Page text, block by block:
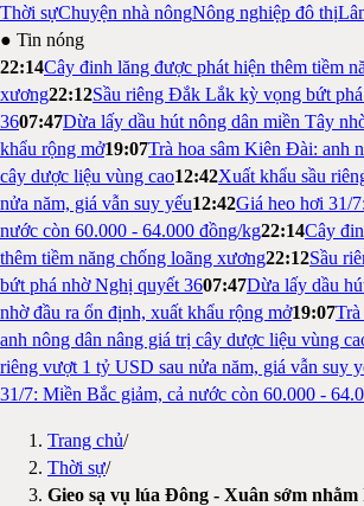
Thời sựChuyện nhà nôngNông nghiệp đô thị
● Tin nóng
22:14Cây đinh lăng được phát hiện thêm tiềm
xương22:12Sầu riêng Đắk Lắk kỳ vọng bứt
3607:47Dừa lấy dầu hút nông dân miền Tây
khẩu rộng mở19:07Trà hoa sâm Kiên Đài: anh
cây dược liệu vùng cao12:42Xuất khẩu sầu
nửa năm, giá vẫn suy yếu12:42Giá heo hơi 31/
nước còn 60.000 - 64.000 đồng/kg22:14Cây
thêm tiềm năng chống loãng xương22:12Sầu
bứt phá nhờ Nghị quyết 3607:47Dừa lấy dầu
nhờ đầu ra ổn định, xuất khẩu rộng mở19:07
anh nông dân nâng giá trị cây dược liệu vùng
riêng vượt 1 tỷ USD sau nửa năm, giá vẫn suy
31/7: Miền Bắc giảm, cả nước còn 60.000 -
Trang chủ/
Thời sự/
Gieo sạ vụ lúa Đông - Xuân sớm nhằm